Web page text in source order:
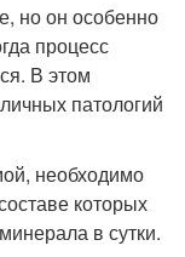
но он особенно
процесс
В этом
патологий
необходимо
которых
в сутки.